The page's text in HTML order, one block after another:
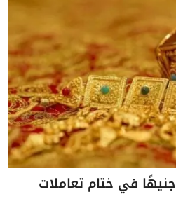
سعر الذهب يتراجع 25 جنيهًا في ختام تعاملات